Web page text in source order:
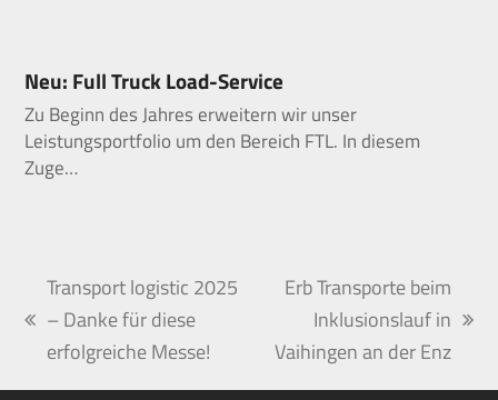
Neu: Full Truck Load-Service
Zu Beginn des Jahres erweitern wir unser
Leistungsportfolio um den Bereich FTL. In diesem
Zuge…
vorheriger
Beitrag:
Transport logistic 2025
– Danke für diese
erfolgreiche Messe!
Nächster
Beitrag:
Erb Transporte beim
Inklusionslauf in
Vaihingen an der Enz